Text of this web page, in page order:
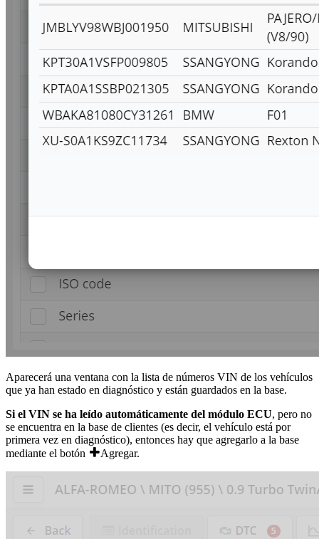
Aparecerá una ventana con la lista de números VIN de los vehículos
que ya han estado en diagnóstico y están guardados en la base.
Si el VIN se ha leído automáticamente del módulo ECU, pero no
se encuentra en la base de clientes (es decir, el vehículo está por
primera vez en diagnóstico), entonces hay que agregarlo a la base
mediante el botón
Agregar.